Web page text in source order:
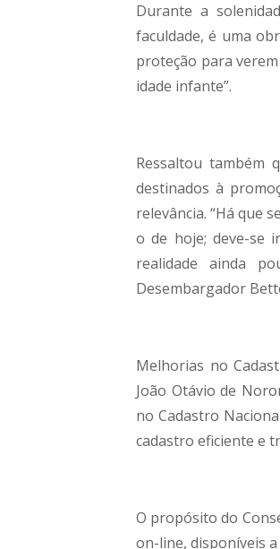
Durante a
faculdade, é uma
proteção para
idade infante”.
Ressaltou também
destinados à
relevância. “Há que
o de hoje; deve-se
realidade ainda
Desembargador
Melhorias no
João Otávio de
no Cadastro
cadastro eficiente e
O propósito do
on-line, disponíveis